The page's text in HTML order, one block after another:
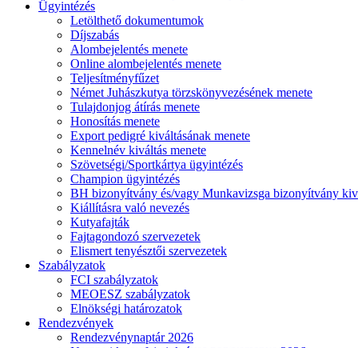
Ügyintézés
Letölthető dokumentumok
Díjszabás
Alombejelentés menete
Online alombejelentés menete
Teljesítményfűzet
Német Juhászkutya törzskönyvezésének menete
Tulajdonjog átírás menete
Honosítás menete
Export pedigré kiváltásának menete
Kennelnév kiváltás menete
Szövetségi/Sportkártya ügyintézés
Champion ügyintézés
BH bizonyítvány és/vagy Munkavizsga bizonyítvány
Kiállításra való nevezés
Kutyafajták
Fajtagondozó szervezetek
Elismert tenyésztői szervezetek
Szabályzatok
FCI szabályzatok
MEOESZ szabályzatok
Elnökségi határozatok
Rendezvények
Rendezvénynaptár 2026